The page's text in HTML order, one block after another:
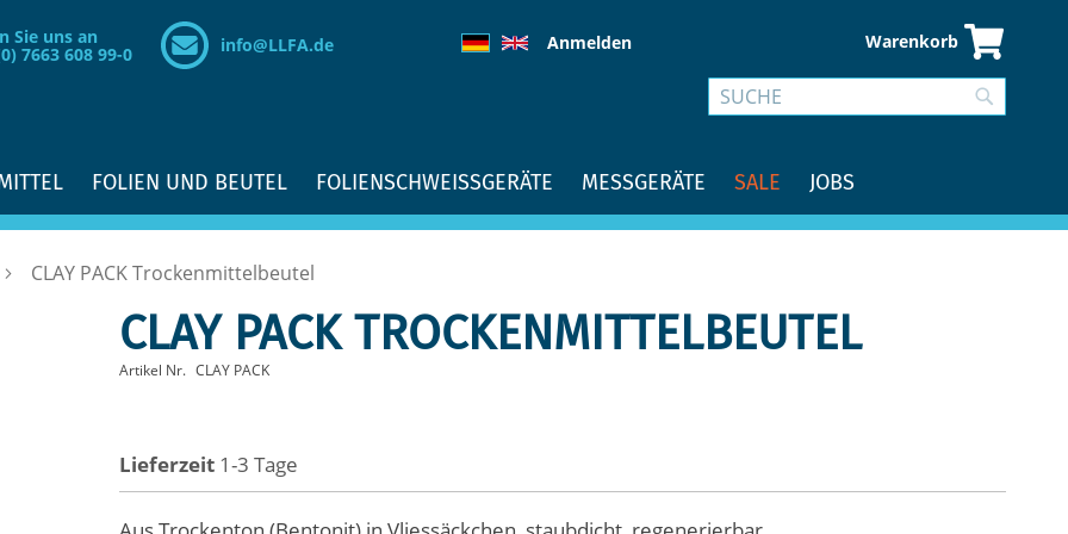
Anmelden Warenkorb
Suche
Sie uns an
7663 608 99-0 info@LLFA.de
FOLIEN UND BEUTEL FOLIENSCHWEISSGERÄTE MESSGERÄTE SALE JOBS
CLAY PACK Trockenmittelbeutel
CLAY PACK TROCKENMITTELBEUTEL
Artikel Nr. CLAY PACK
Lieferzeit 1-3 Tage